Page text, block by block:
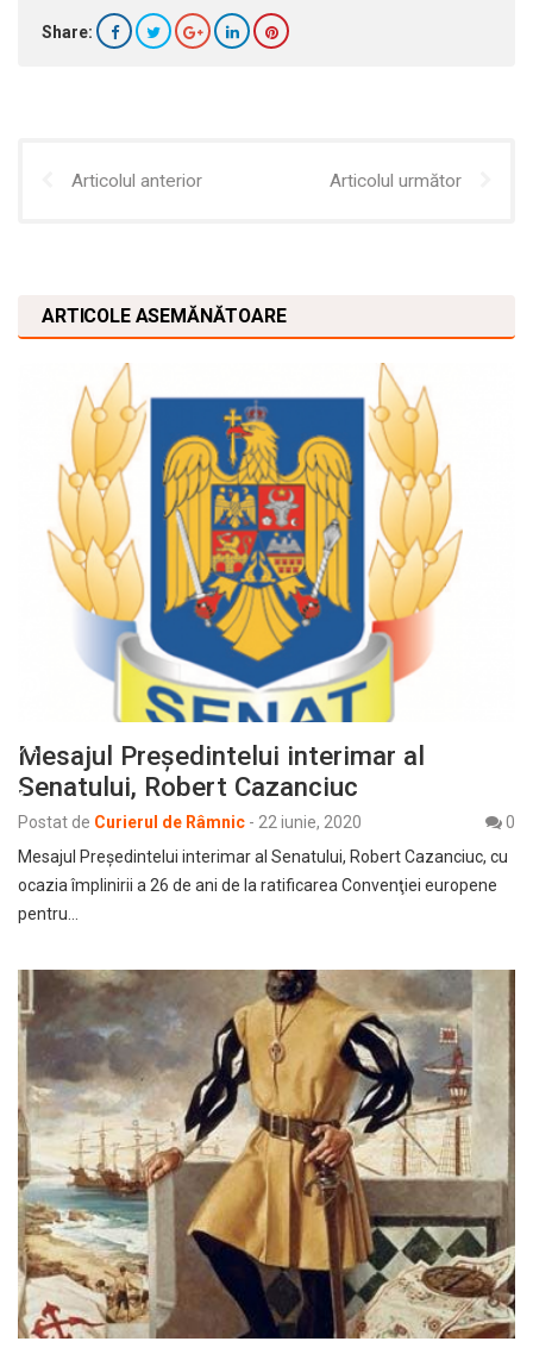
Share:
Articolul anterior Articolul următor
ARTICOLE ASEMĂNĂTOARE
Mesajul Președintelui interimar al
Senatului, Robert Cazanciuc
Postat de Curierul de Râmnic - 22 iunie, 2020
0
Mesajul Președintelui interimar al Senatului, Robert Cazanciuc, cu
ocazia împlinirii a 26 de ani de la ratificarea Convenţiei europene
pentru…